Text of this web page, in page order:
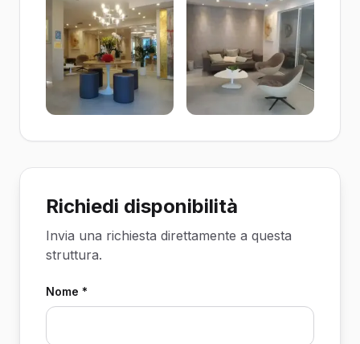
Richiedi disponibilità
Invia una richiesta direttamente a questa
struttura.
Nome *